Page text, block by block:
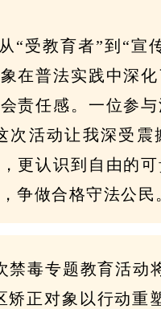
“受教育者”到“宣
在普法实践中深
责任感。一位参
次活动让我深受
更认识到自由的
争做合格守法公民
禁毒专题教育活动
矫正对象以行动重